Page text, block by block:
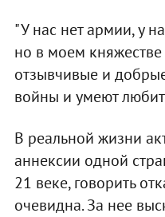
"У нас нет армии, у
но в моем
отзывчивые и
войны и умеют
В реальной жизни
аннексии одной
21 веке, говорить
очевидна. За нее